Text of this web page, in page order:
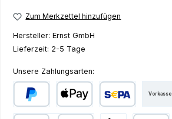
Zum Merkzettel hinzufügen
Hersteller: Ernst GmbH
Lieferzeit: 2-5 Tage
Unsere Zahlungsarten:
PayPal Apple Pay SEPA Lastschrift
Vorkasse